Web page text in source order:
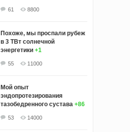
61 8800
Похоже, мы проспали рубеж
в 3 ТВт солнечной
энергетики +1
55 11000
Мой опыт
эндопротезирования
тазобедренного сустава +86
53 14000